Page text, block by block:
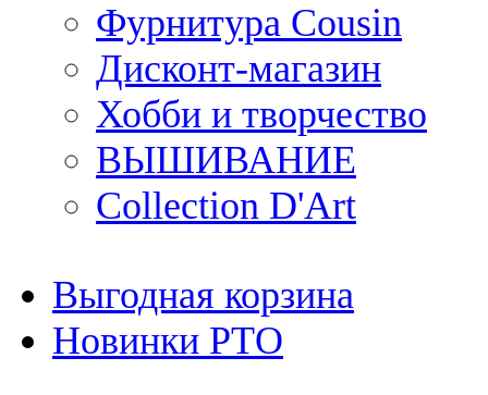
Фурнитура Cousin
Дисконт-магазин
Хобби и творчество
ВЫШИВАНИЕ
Collection D'Art
Выгодная корзина
Новинки РТО